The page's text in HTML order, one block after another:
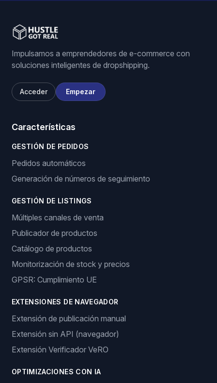
Impulsamos a emprendedores de e-commerce con
soluciones inteligentes de dropshipping.
Acceder Empezar
Características
GESTIÓN DE PEDIDOS
Pedidos automáticos
Generación de números de seguimiento
GESTIÓN DE LISTINGS
Múltiples canales de venta
Publicador de productos
Catálogo de productos
Monitorización de stock y precios
GPSR: Cumplimiento UE
EXTENSIONES DE NAVEGADOR
Extensión de publicación manual
Extensión sin API (navegador)
Extensión Verificador VeRO
OPTIMIZACIONES CON IA